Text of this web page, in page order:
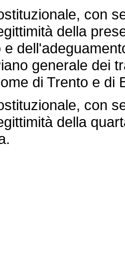
con
della
generale dei
di Trento e di
con
della